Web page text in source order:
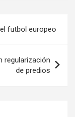
futbol europeo
regularización
de predios